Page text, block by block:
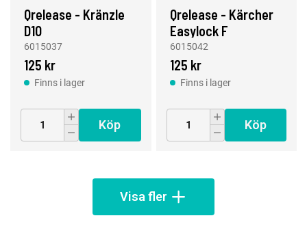
Qrelease - Kränzle
D10
6015037
125 kr
Finns i lager
Köp
Qrelease - Kärcher
Easylock F
6015042
125 kr
Finns i lager
Köp
Visa fler